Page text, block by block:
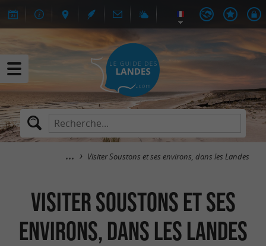
Visiter Soustons et ses environs, dans les Landes
Visiter Soustons et ses
environs, dans les Landes